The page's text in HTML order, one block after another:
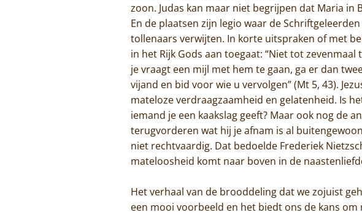
zoon. Judas kan maar niet begrijpen dat Maria in
En de plaatsen zijn legio waar de
tollenaars verwijten. In korte uitspraken of met
in het Rijk Gods aan toegaat: “Niet tot
je vraagt een mijl met hem te gaan, ga er dan
vijand en bid voor wie u vervolgen” (Mt 5, 43).
mateloze verdraagzaamheid en gelatenheid. Is
iemand je een kaakslag geeft? Maar ook nog de
terugvorderen wat hij je afnam is al
niet rechtvaardig. Dat bedoelde Frederiek
mateloosheid komt naar boven in de
Het verhaal van de brooddeling dat we zojuist
een mooi voorbeeld en het biedt ons de kans